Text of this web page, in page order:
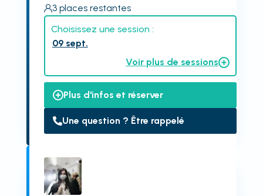
3 places restantes
Choisissez une session :
09 sept.
Voir plus de sessions
Plus d'infos et réserver
Une question ? Être rappelé